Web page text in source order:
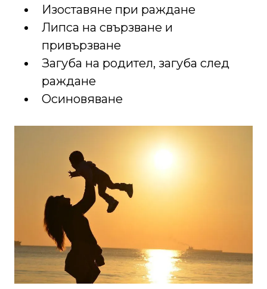
Изоставяне при раждане
Липса на свързване и
привързване
Загуба на родител, загуба след
раждане
Осиновяване